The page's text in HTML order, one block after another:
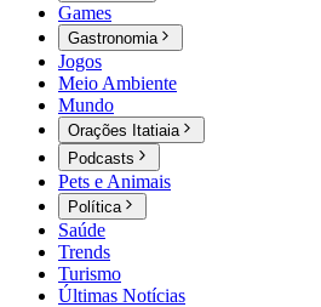
Games
Gastronomia
Jogos
Meio Ambiente
Mundo
Orações Itatiaia
Podcasts
Pets e Animais
Política
Saúde
Trends
Turismo
Últimas Notícias